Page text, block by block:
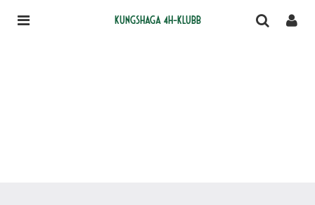
Kungshaga 4H-klubb